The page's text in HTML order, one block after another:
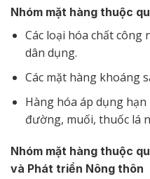
Nhóm mặt hàng thuộc
Các loại hóa chất công
dân dụng.
Các mặt hàng khoáng
Hàng hóa áp dụng
đường, muối, thuốc lá
Nhóm mặt hàng thuộc
và Phát triển Nông thôn